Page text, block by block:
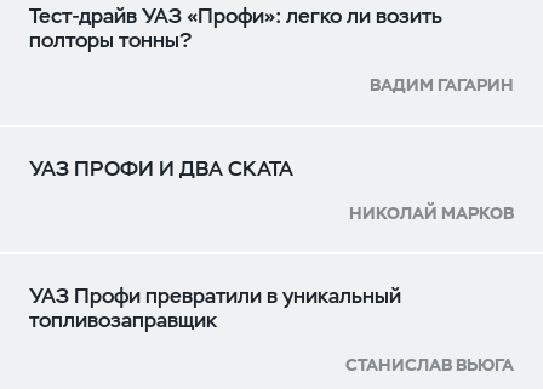
Тест-драйв УАЗ «Профи»: легко ли возить
полторы тонны?
ВАДИМ ГАГАРИН
УАЗ ПРОФИ И ДВА СКАТА
НИКОЛАЙ МАРКОВ
УАЗ Профи превратили в уникальный
топливозаправщик
СТАНИСЛАВ ВЬЮГА